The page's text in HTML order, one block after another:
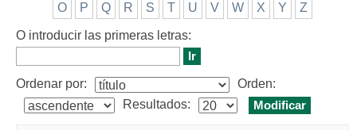
O P Q R S T U V W X Y Z
O introducir las primeras letras:
Ordenar por:
Orden:
Resultados: